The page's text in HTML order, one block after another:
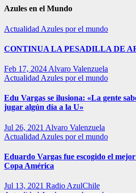
Azules en el Mundo
Actualidad Azules por el mundo
CONTINUA LA PESADILLA DE
Feb 17, 2024 Alvaro Valenzuela
Actualidad Azules por el mundo
Edu Vargas se ilusiona: «La gente
jugar algún día a la U»
Jul 26, 2021 Alvaro Valenzuela
Actualidad Azules por el mundo
Eduardo Vargas fue escogido el
Copa América
Jul 13, 2021 Radio AzulChile